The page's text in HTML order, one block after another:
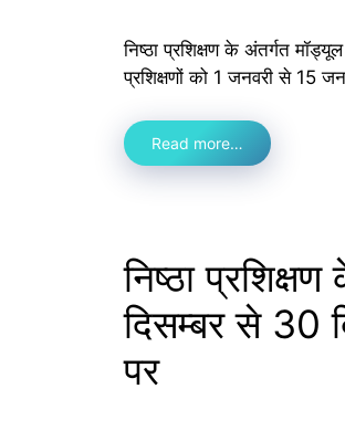
निष्ठा प्रशिक्षण के अंतर्गत
प्रशिक्षणों को 1 जनवरी से 15
Read more…
निष्ठा
दिसम्बर से 30
पर